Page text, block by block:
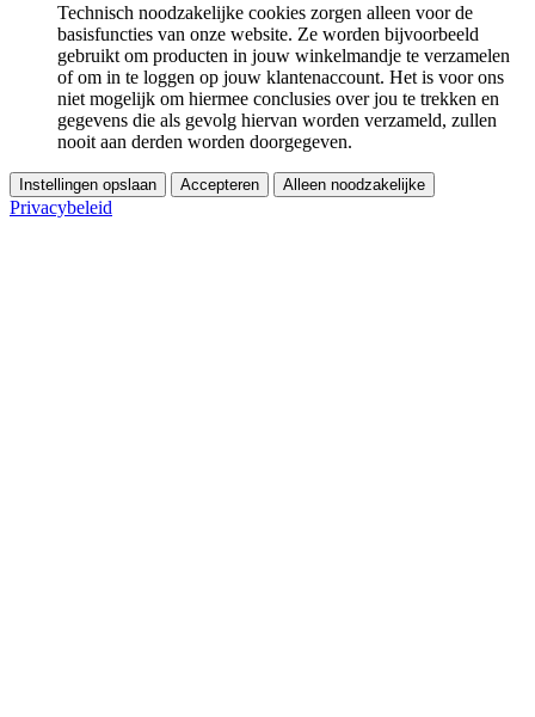
Technisch noodzakelijke cookies zorgen alleen voor de
basisfuncties van onze website. Ze worden bijvoorbeeld
gebruikt om producten in jouw winkelmandje te verzamelen
of om in te loggen op jouw klantenaccount. Het is voor ons
niet mogelijk om hiermee conclusies over jou te trekken en
gegevens die als gevolg hiervan worden verzameld, zullen
nooit aan derden worden doorgegeven.
Instellingen opslaan Accepteren Alleen noodzakelijke
Privacybeleid